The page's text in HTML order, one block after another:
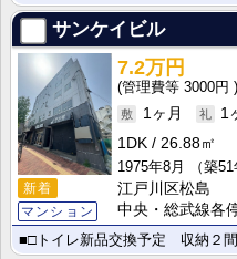
サンケイビル
新着
マンション
7.2万円
3000円
1ヶ月
1
1DK
26.88㎡
1975年8月
（築51
江戸川区松島
中央・総武線各
■□トイレ新品交換予定 収納２